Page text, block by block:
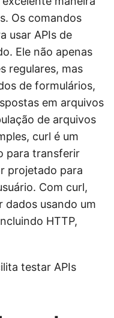
Os comandos
usar APIs de
Ele não apenas
regulares, mas
de formulários,
em arquivos
de arquivos
curl é um
para transferir
projetado para
Com curl,
dados usando um
HTTP,
testar APIs